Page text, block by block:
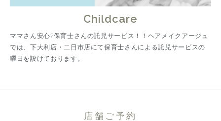
Childcare
ママさん安心?保育士さんの託児サービス！！ヘアメイクアージュ
では、下大利店・二日市店にて保育士さんによる託児サービスの
曜日を設けております。
店舗ご予約